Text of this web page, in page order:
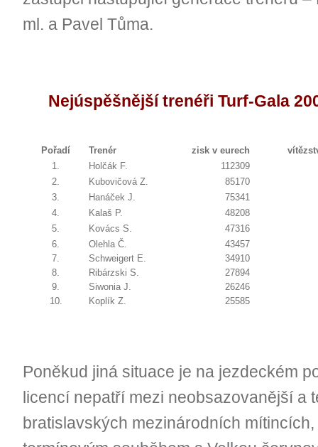
ml. a Pavel Tůma.
Nejúspěšnější trenéři Turf-Gala
Pořadí Trenér zisk v eurech
1.
Holčák F.
112309
2.
Kubovičová Z.
85170
3.
Hanáček J.
75341
4.
Kalaš P.
48208
5.
Kovács S.
47316
6.
Olehla Č.
43457
7.
Schweigert E.
34910
8.
Ribárzski S.
27894
9.
Siwonia J.
26246
10.
Koplík Z. 25585
Poněkud jiná situace je na jezdeckém
licencí nepatří mezi neobsazovanější a
bratislavských mezinárodních